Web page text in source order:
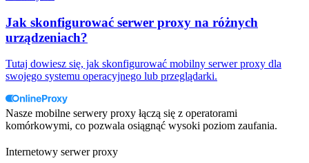
Jak skonfigurować serwer proxy na różnych
urządzeniach?
Tutaj dowiesz się, jak skonfigurować mobilny serwer proxy dla
swojego systemu operacyjnego lub przeglądarki.
Nasze mobilne serwery proxy łączą się z operatorami
komórkowymi, co pozwala osiągnąć wysoki poziom zaufania.
Internetowy serwer proxy